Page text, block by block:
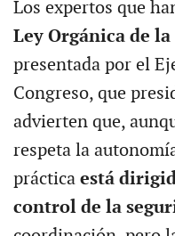
Los expertos que
Ley Orgánica de
presentada por el
Congreso, que
advierten que,
respeta la
práctica está
control de la